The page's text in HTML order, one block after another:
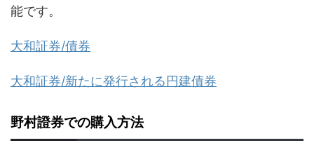
能です。
大和証券/債券
大和証券/新たに発行される円建債券
野村證券での購入方法